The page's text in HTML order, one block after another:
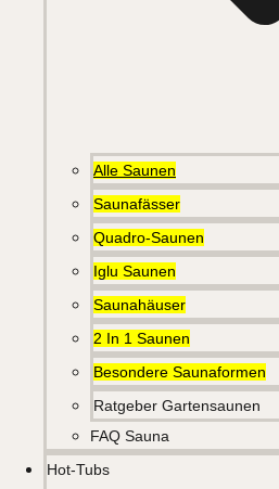
Alle Saunen
Saunafässer
Quadro-Saunen
Iglu Saunen
Saunahäuser
2 In 1 Saunen
Besondere Saunaformen
Ratgeber Gartensaunen
FAQ Sauna
Hot-Tubs